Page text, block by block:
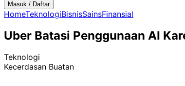
Masuk / Daftar
HomeTeknologiBisnisSainsFinansial
Uber Batasi Penggunaan AI
Teknologi
Kecerdasan Buatan